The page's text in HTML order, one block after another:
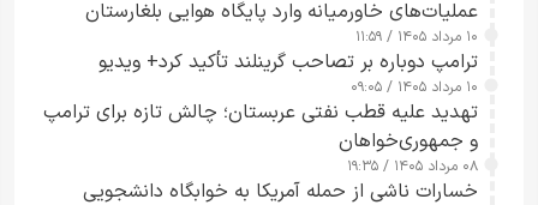
عملیات‌های خاورمیانه وارد پایگاه هوایی بلغارستان
شدند
۱۰ مرداد ۱۴۰۵ / ۱۱:۵۹
ترامپ دوباره بر تصاحب گرینلند تأکید کرد+ ویدیو
۱۰ مرداد ۱۴۰۵ / ۰۹:۰۵
تهدید علیه قطب نفتی عربستان؛ چالش تازه برای ترامپ
و جمهوری‌خواهان
۰۸ مرداد ۱۴۰۵ / ۱۹:۳۵
خسارات ناشی از حمله آمریکا به خوابگاه دانشجویی